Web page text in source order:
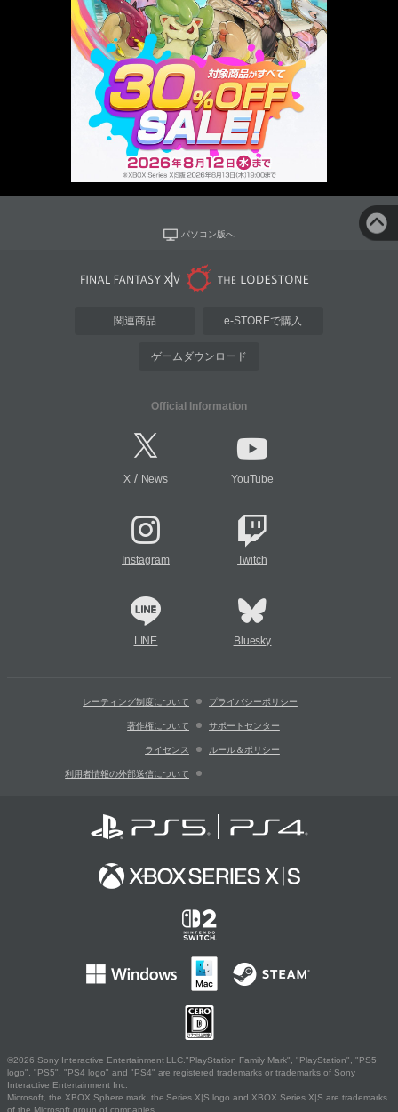
パソコン版へ
関連商品 e-STOREで購入
ゲームダウンロード
Official Information
X/ News YouTube
Instagram Twitch
LINE Bluesky
レーティング制度について プライバシーポリシー
著作権について サポートセンター
ライセンス ルール＆ポリシー
利用者情報の外部送信について
©2026 Sony Interactive Entertainment LLC."PlayStation Family Mark", "PlayStation", "PS5
logo", "PS5", "PS4 logo" and "PS4" are registered trademarks or trademarks of Sony
Interactive Entertainment Inc.
Microsoft, the XBOX Sphere mark, the Series X|S logo and XBOX Series X|S are trademarks
of the Microsoft group of companies.